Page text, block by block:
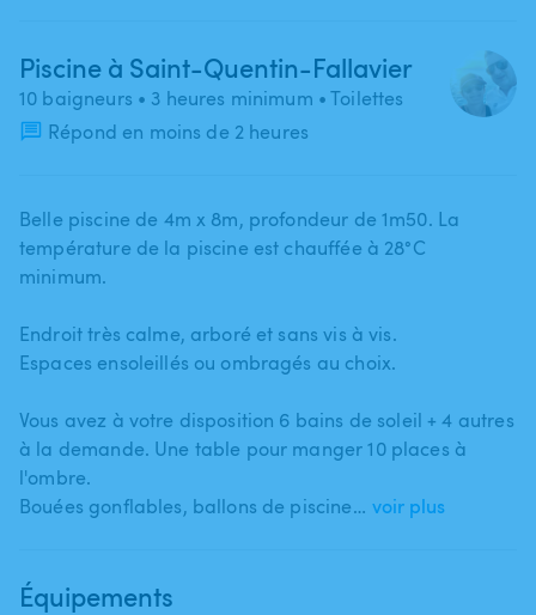
Piscine à Saint-Quentin-Fallavier
10 baigneurs • 3 heures minimum • Toilettes
Répond en moins de 2 heures
Belle piscine de 4m x 8m​,​ profondeur de 1m50. La
température de la piscine est chauffée à 28°C
minimum.
Endroit très calme​,​ arboré et sans vis à vis.
Espaces ensoleillés ou ombragés au choix.
Vous avez à votre disposition 6 bains de soleil + 4 autres
à la demande. Une table pour manger 10 places à
l'ombre.
Bouées gonflables​​,​​ ballons de piscine​… voir plus
Équipements